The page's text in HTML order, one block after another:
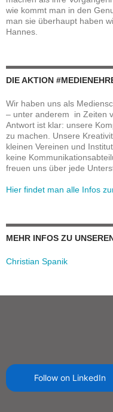
wie kommt man in den
man sie überhaupt haben
Hannes.
DIE AKTION
Wir haben uns als
– unter anderem in Zeiten
Antwort ist klar: unsere
zu machen. Unsere
kleinen Vereinen und
keine
freuen uns über jede
Hier findet man alle Infos
MEHR INFOS ZU
Christian Spanik
Follow on LinkedIn